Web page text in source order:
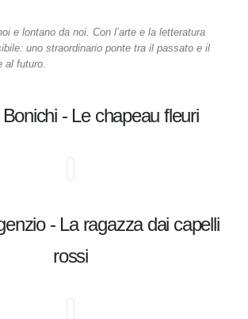
e lontano da noi. Con l’arte e la letteratura
uno straordinario ponte tra il passato e il
al futuro.
- Le chapeau fleuri
- La ragazza dai capelli
rossi